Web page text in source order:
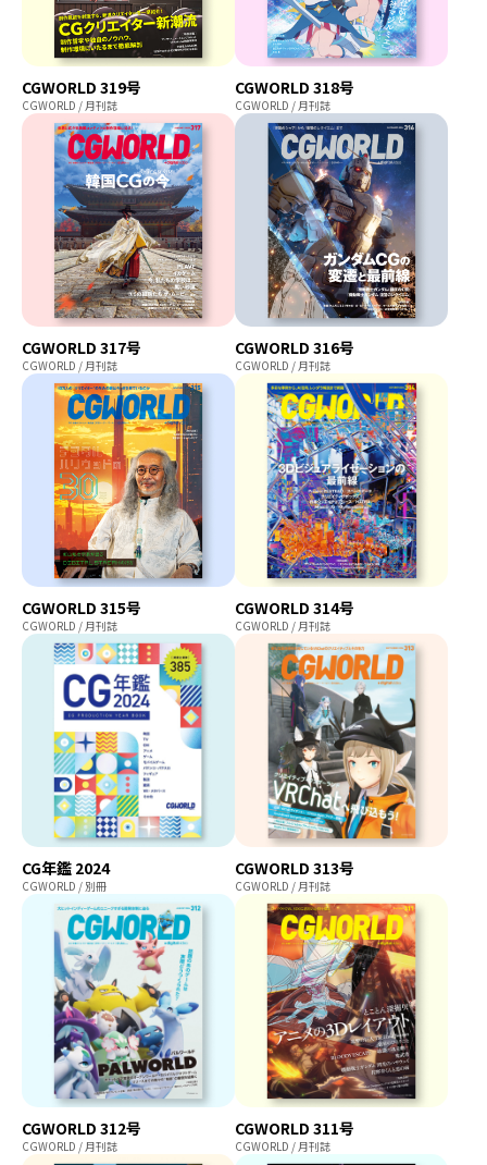
CGWORLD 319号
CGWORLD / 月刊誌
CGWORLD 318号
CGWORLD / 月刊誌
CGWORLD 317号
CGWORLD / 月刊誌
CGWORLD 316号
CGWORLD / 月刊誌
CGWORLD 315号
CGWORLD / 月刊誌
CGWORLD 314号
CGWORLD / 月刊誌
CG年鑑 2024
CGWORLD / 別冊
CGWORLD 313号
CGWORLD / 月刊誌
CGWORLD 312号
CGWORLD / 月刊誌
CGWORLD 311号
CGWORLD / 月刊誌